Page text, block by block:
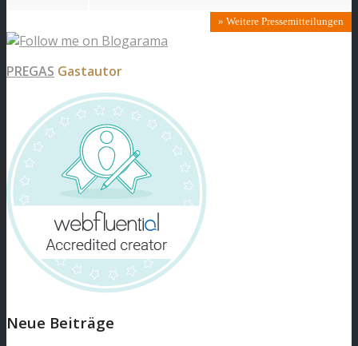
» Weitere Pressemitteilungen
PREGAS Gastautor
Neue Beiträge